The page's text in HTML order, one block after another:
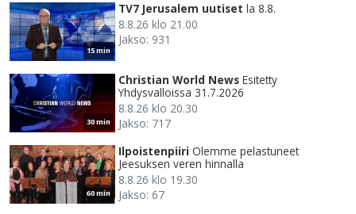
15 min
TV7 Jerusalem uutiset la 8.8.
8.8.26 klo 21.00
Jakso: 931
30 min
Christian World News Esitetty
Yhdysvalloissa 31.7.2026
8.8.26 klo 20.30
Jakso: 717
60 min
Ilpoistenpiiri Olemme pelastuneet
Jeesuksen veren hinnalla
8.8.26 klo 19.30
Jakso: 67